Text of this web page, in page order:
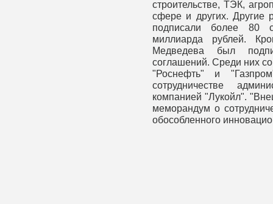
строительстве, ТЭК,
сфере и других. Другие
подписали более 80
миллиарда рублей.
Медведева был
соглашений. Среди них
"Роснефть" и
сотрудничестве
компанией "Лукойл".
меморандум о
обособленного